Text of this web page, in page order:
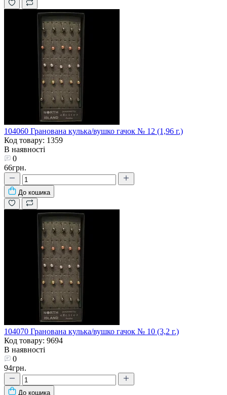
104060 Гранована кулька/вушко гачок № 12 (1,96 г.)
Код товару: 1359
В наявності
0
66грн.
До кошика
104070 Гранована кулька/вушко гачок № 10 (3,2 г.)
Код товару: 9694
В наявності
0
94грн.
До кошика